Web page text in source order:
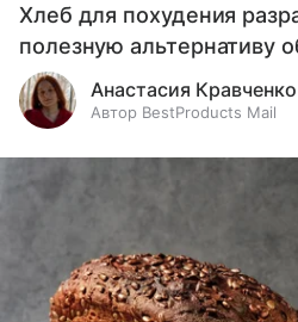
Хлеб для похудения
полезную альтернативу
Анастасия Кравченко
Автор BestProducts Mail